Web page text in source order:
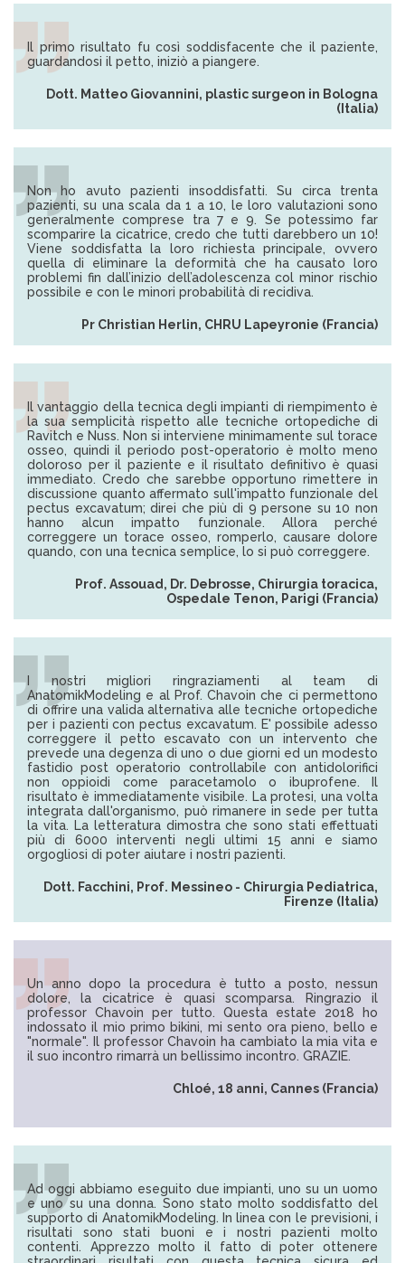
Il primo risultato fu così soddisfacente che il paziente,
guardandosi il petto, iniziò a piangere.
Dott. Matteo Giovannini, plastic surgeon in Bologna
(Italia)
Non ho avuto pazienti insoddisfatti. Su circa trenta
pazienti, su una scala da 1 a 10, le loro valutazioni sono
generalmente comprese tra 7 e 9. Se potessimo far
scomparire la cicatrice, credo che tutti darebbero un 10!
Viene soddisfatta la loro richiesta principale, ovvero
quella di eliminare la deformità che ha causato loro
problemi fin dall’inizio dell’adolescenza col minor rischio
possibile e con le minori probabilità di recidiva.
Pr Christian Herlin, CHRU Lapeyronie (Francia)
Il vantaggio della tecnica degli impianti di riempimento è
la sua semplicità rispetto alle tecniche ortopediche di
Ravitch e Nuss. Non si interviene minimamente sul torace
osseo, quindi il periodo post-operatorio è molto meno
doloroso per il paziente e il risultato definitivo è quasi
immediato. Credo che sarebbe opportuno rimettere in
discussione quanto affermato sull'impatto funzionale del
pectus excavatum; direi che più di 9 persone su 10 non
hanno alcun impatto funzionale. Allora perché
correggere un torace osseo, romperlo, causare dolore
quando, con una tecnica semplice, lo si può correggere.
Prof. Assouad, Dr. Debrosse, Chirurgia toracica,
Ospedale Tenon, Parigi (Francia)
I nostri migliori ringraziamenti al team di
AnatomikModeling e al Prof. Chavoin che ci permettono
di offrire una valida alternativa alle tecniche ortopediche
per i pazienti con pectus excavatum. E' possibile adesso
correggere il petto escavato con un intervento che
prevede una degenza di uno o due giorni ed un modesto
fastidio post operatorio controllabile con antidolorifici
non oppioidi come paracetamolo o ibuprofene. Il
risultato è immediatamente visibile. La protesi, una volta
integrata dall'organismo, può rimanere in sede per tutta
la vita. La letteratura dimostra che sono stati effettuati
più di 6000 interventi negli ultimi 15 anni e siamo
orgogliosi di poter aiutare i nostri pazienti.
Dott. Facchini, Prof. Messineo - Chirurgia Pediatrica,
Firenze (Italia)
Un anno dopo la procedura è tutto a posto, nessun
dolore, la cicatrice è quasi scomparsa. Ringrazio il
professor Chavoin per tutto. Questa estate 2018 ho
indossato il mio primo bikini, mi sento ora pieno, bello e
"normale". Il professor Chavoin ha cambiato la mia vita e
il suo incontro rimarrà un bellissimo incontro. GRAZIE.
Chloé, 18 anni, Cannes (Francia)
Ad oggi abbiamo eseguito due impianti, uno su un uomo
e uno su una donna. Sono stato molto soddisfatto del
supporto di AnatomikModeling. In linea con le previsioni, i
risultati sono stati buoni e i nostri pazienti molto
contenti. Apprezzo molto il fatto di poter ottenere